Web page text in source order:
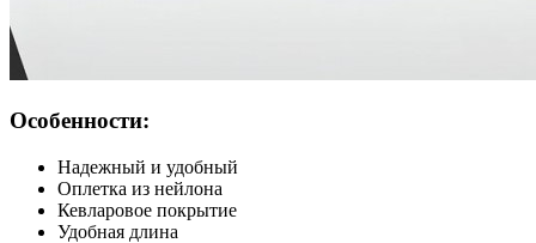
Особенности:
Надежный и удобный
Оплетка из нейлона
Кевларовое покрытие
Удобная длина